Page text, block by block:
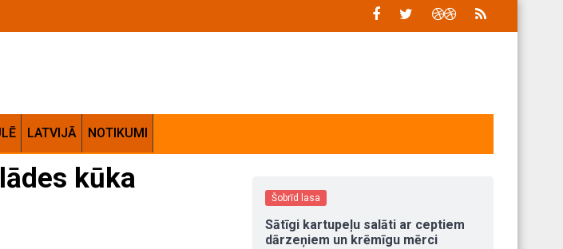
kausa izslēgšanas spēlēm
LATVIJĀ NOTIKUMI
kūka
Šobrīd lasa
Sātīgi kartupeļu salāti ar ceptiem
dārzeņiem un krēmīgu mērci